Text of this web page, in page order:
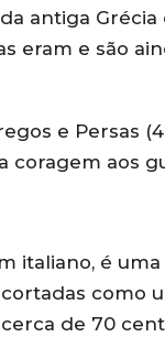
antiga
eram e são
e Persas
coragem aos
italiano, é
como
de 70